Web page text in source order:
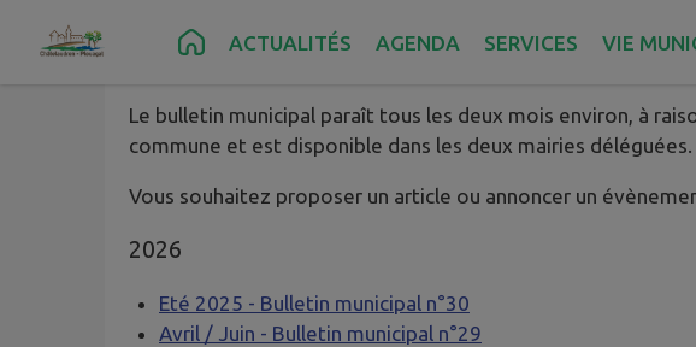
Contenu Menu Recherche Pied de page
ACTUALITÉS AGENDA SERVICES VIE
Les nouvelles de Châtelaudren-Plouagat
Le bulletin municipal paraît tous les deux mois environ, à
commune et est disponible dans les deux mairies déléguées.
Vous souhaitez proposer un article ou annoncer un
2026
Eté 2025 - Bulletin municipal n°30
Avril / Juin - Bulletin municipal n°29